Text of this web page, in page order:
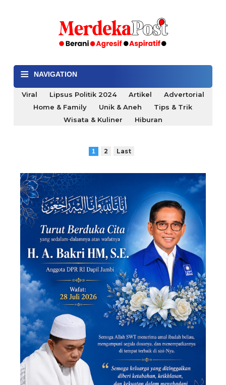
≡ NAVIGATION
Viral Lipsus Politik 2024 Artikel
Advertorial
Home & Family
Unik & Aneh
Tips & Trik
Wisata & Kuliner
Hiburan
1 2 Last